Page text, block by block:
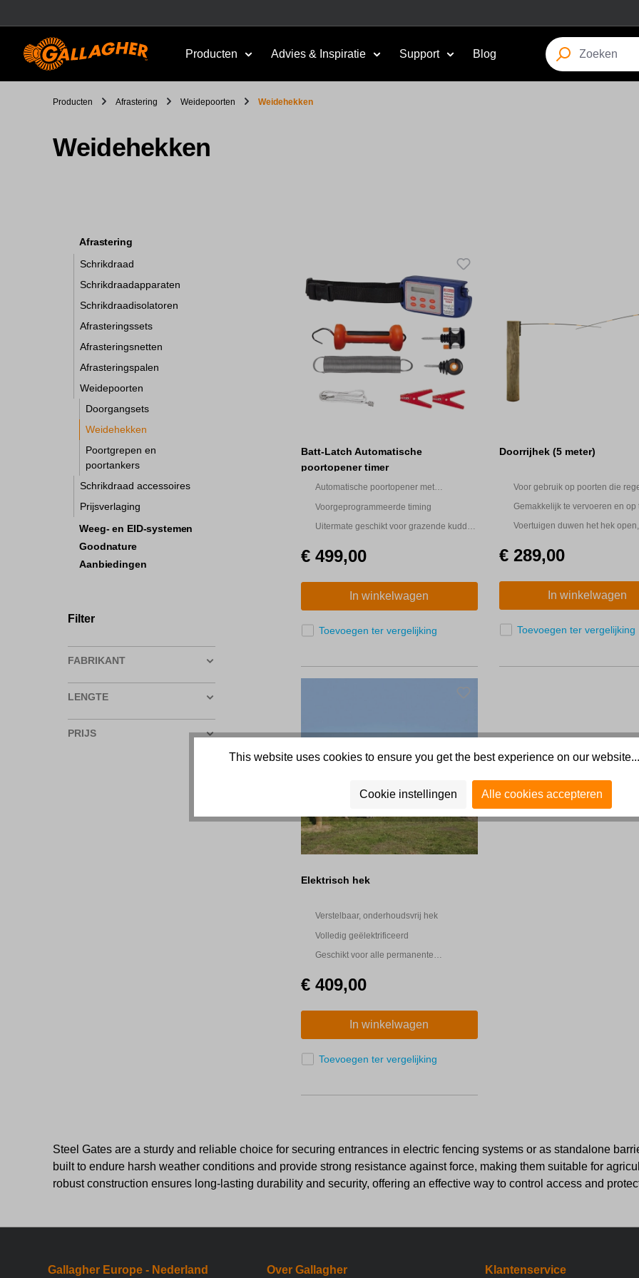
Producten Advies & Inspiratie Support Blog
Producten Afrastering Weidepoorten Weidehekken
Weidehekken
Afrastering
Schrikdraad
Schrikdraadapparaten
Schrikdraadisolatoren
Afrasteringssets
Afrasteringsnetten
Afrasteringspalen
Weidepoorten
Doorgangsets
Weidehekken
Poortgrepen en
poortankers
Schrikdraad accessoires
Prijsverlaging
Weeg- en EID-systemen
Goodnature
Aanbiedingen
Filter
FABRIKANT
LENGTE
PRIJS
Batt-Latch Automatische
poortopener timer
Automatische poortopener met
zelfsluitende veer
Voorgeprogrammeerde timing
Uitermate geschikt voor grazende kudde
€ 499,00
In winkelwagen
Toevoegen ter vergelijking
Doorrijhek (5 meter)
Voor gebruik op poorten die
worden doorgereden
Gemakkelijk te vervoeren en op
hangen
Voertuigen duwen het hek
€ 289,00
In winkelwagen
Toevoegen ter vergelijking
Elektrisch hek
Verstelbaar, onderhoudsvrij hek
Volledig geëlektrificeerd
Geschikt voor alle permanente
€ 409,00
In winkelwagen
Toevoegen ter vergelijking
Steel Gates are a sturdy and reliable choice for securing entrances in electric fencing systems or as standalone
built to endure harsh weather conditions and provide strong resistance against force, making them suitable for
robust construction ensures long-lasting durability and security, offering an effective way to control access and
Gallagher Europe - Nederland Over Gallagher Klantenservice
This website uses cookies to ensure you get the best experience on our website...
Cookie instellingen Alle cookies accepteren